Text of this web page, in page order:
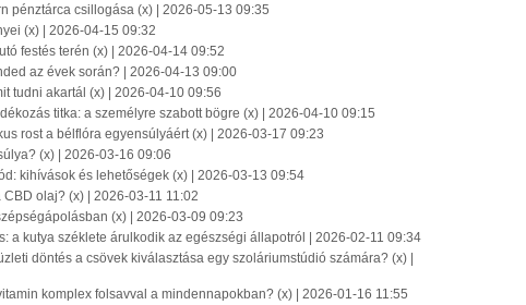
pénztárca csillogása (x) | 2026-05-13 09:35
(x) | 2026-04-15 09:32
festés terén (x) | 2026-04-14 09:52
az évek során? | 2026-04-13 09:00
tudni akartál (x) | 2026-04-10 09:56
titka: a személyre szabott bögre (x) | 2026-04-10 09:15
rost a bélflóra egyensúlyáért (x) | 2026-03-17 09:23
(x) | 2026-03-16 09:06
kihívások és lehetőségek (x) | 2026-03-13 09:54
olaj? (x) | 2026-03-11 11:02
(x) | 2026-03-09 09:23
a kutya széklete árulkodik az egészségi állapotról | 2026-02-11 09:34
döntés a csövek kiválasztása egy szoláriumstúdió számára? (x) |
komplex folsavval a mindennapokban? (x) | 2026-01-16 11:55